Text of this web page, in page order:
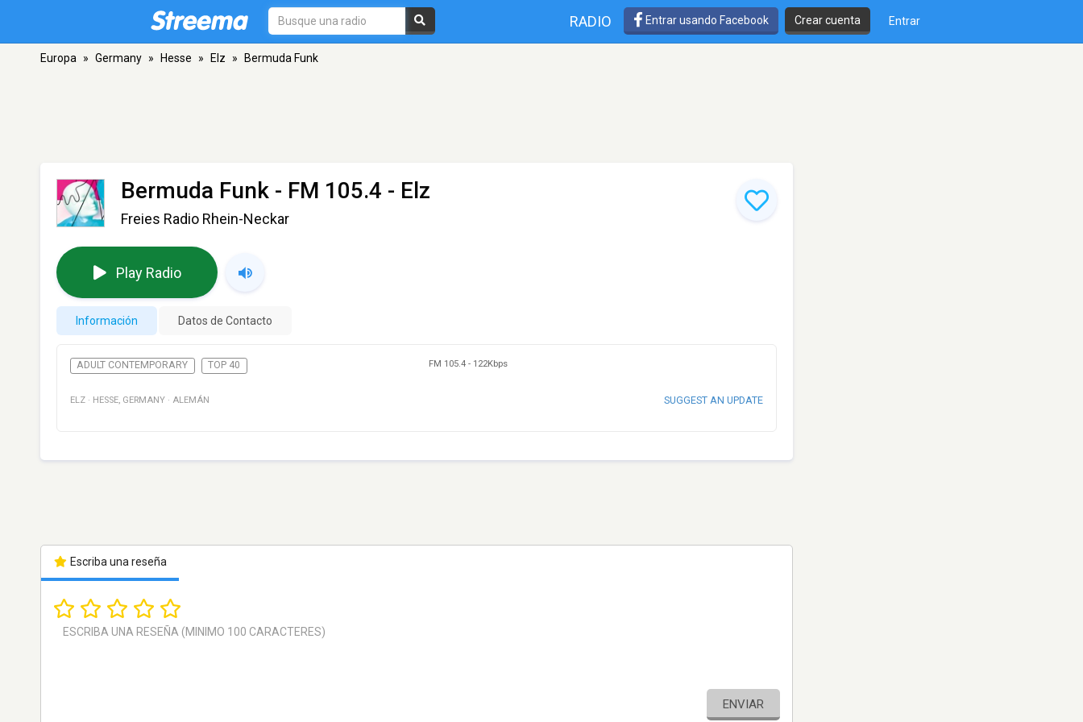
RADIO Entrar usando Facebook Crear cuenta Entrar
Europa » Germany » Hesse » Elz » Bermuda Funk
Bermuda Funk - FM 105.4 - Elz
Freies Radio Rhein-Neckar
Play Radio
Información Datos de Contacto
ADULT CONTEMPORARY TOP 40 FM 105.4 - 122Kbps
ELZ · HESSE, GERMANY · ALEMÁN SUGGEST AN UPDATE
Escriba una reseña
ENVIAR